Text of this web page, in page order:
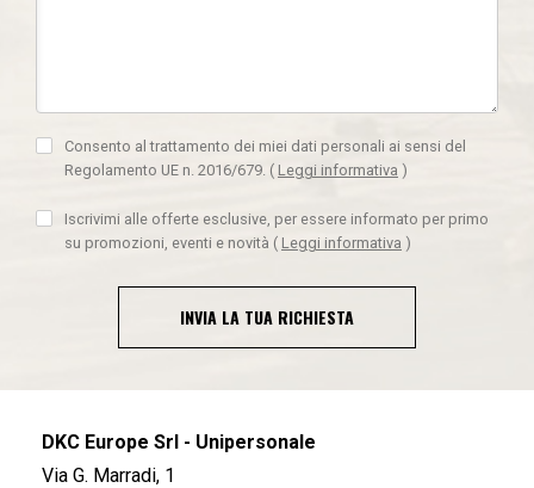
Consento al trattamento dei miei dati personali ai sensi del
Regolamento UE n. 2016/679. ( Leggi informativa )
Iscrivimi alle offerte esclusive, per essere informato per primo
su promozioni, eventi e novità ( Leggi informativa )
INVIA LA TUA RICHIESTA
DKC Europe Srl - Unipersonale
Via G. Marradi, 1